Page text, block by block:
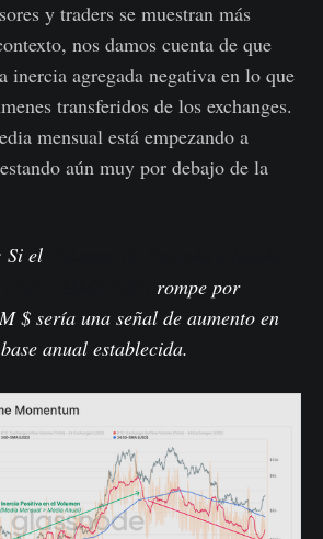
y traders se muestran más
nos damos cuenta de que
inercia agregada negativa en lo que
transferidos de los exchanges.
mensual está empezando a
aún muy por debajo de la
Si el
rompe por
$ sería una señal de aumento en
anual establecida.